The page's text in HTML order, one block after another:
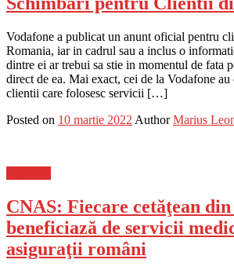
Vodafone a publicat un anunt oficial pentru
Romania, iar in cadrul sau a inclus o
dintre ei ar trebui sa stie in momentul de fata
direct de ea. Mai exact, cei de la Vodafone au
clientii care folosesc servicii […]
Posted on 10 martie 2022 Author Marius
CNAS: Fiecare cetăţean
beneficiază de servicii
asiguraţii români